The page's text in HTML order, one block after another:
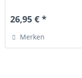
26,95 € *
Merken